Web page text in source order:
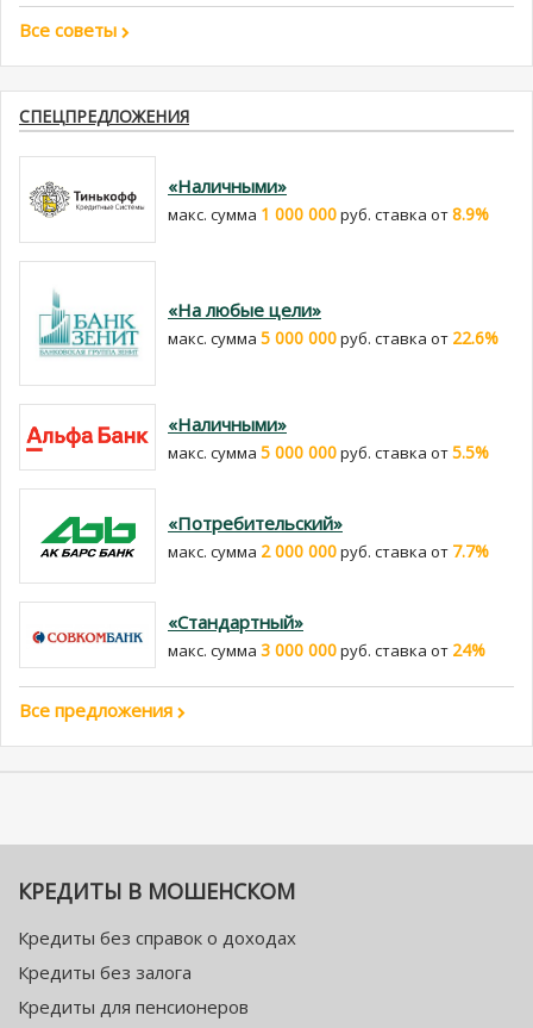
Все советы
СПЕЦПРЕДЛОЖЕНИЯ
«Наличными»
макс. сумма 1 000 000руб. cтавка от8.9%
«На любые цели»
макс. сумма 5 000 000руб. cтавка от 22.6%
«Наличными»
макс. сумма 5 000 000руб. cтавка от5.5%
«Потребительский»
макс. сумма 2 000 000руб. cтавка от 7.7%
«Стандартный»
макс. сумма 3 000 000руб. cтавка от 24%
Все предложения
КРЕДИТЫ В МОШЕНСКОМ
Кредиты без справок о доходах
Кредиты без залога
Кредиты для пенсионеров